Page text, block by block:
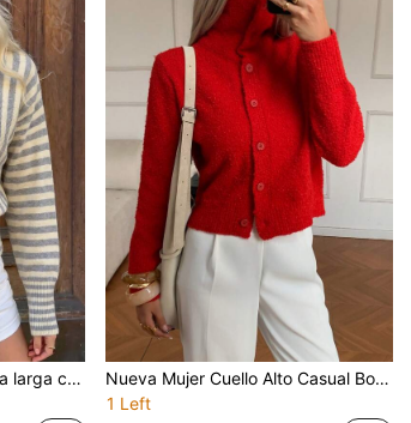
Suéter de punto de manga larga con hombros descubiertos y rayas verticales, gris y blanco, cintura estrecha y corto, ropa de punto casual para citas, ropa de otoño para mujeres
Nueva Mujer Cuello Alto Casual Botón Hasta Corto Cárdigan, Suave y Cómodo, Adecuado para Otoño/Invierno, Halloween, Navidad, Fiestas, Invitados de Boda y Otras Ocasiones
1 Left